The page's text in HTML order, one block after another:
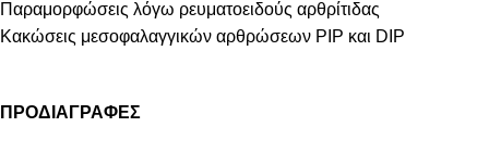
Παραμορφώσεις λόγω ρευματοειδούς αρθρίτιδας
Κακώσεις μεσοφαλαγγικών αρθρώσεων PIP και DIP
ΠΡΟΔΙΑΓΡΑΦΕΣ